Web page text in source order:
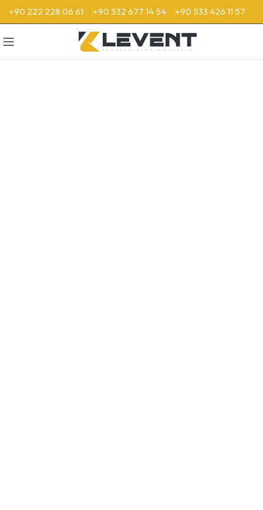
+90 222 228 06 61 +90 532 677 14 54 +90 533 426 11 57